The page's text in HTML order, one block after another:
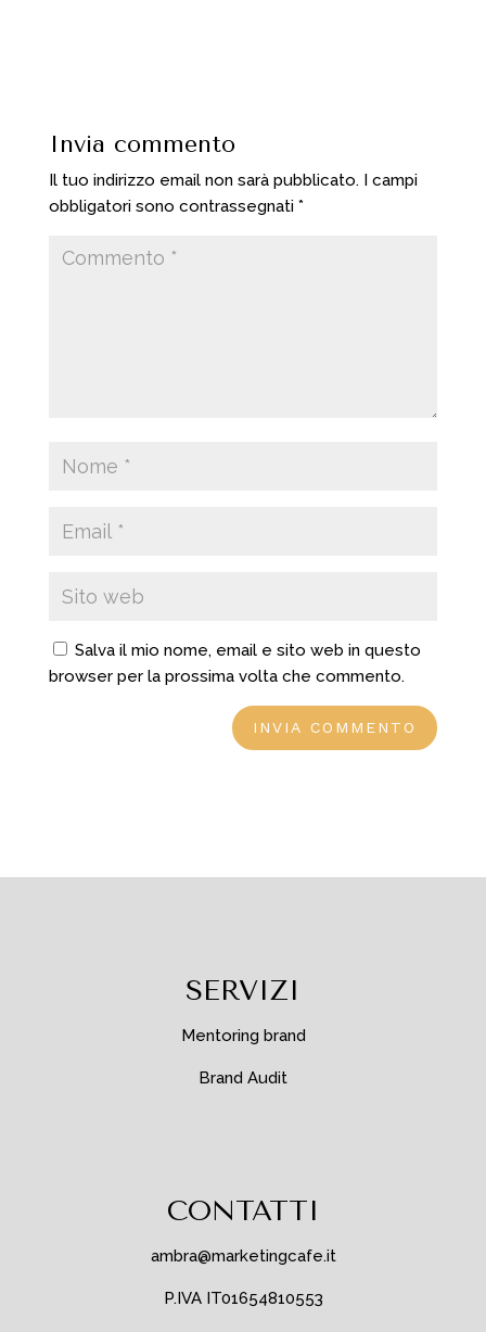
Invia commento
Il tuo indirizzo email non sarà pubblicato. I campi
obbligatori sono contrassegnati *
Salva il mio nome, email e sito web in questo
browser per la prossima volta che commento.
SERVIZI
Mentoring brand
Brand Audit
CONTATTI
ambra@marketingcafe.it
P.IVA IT01654810553